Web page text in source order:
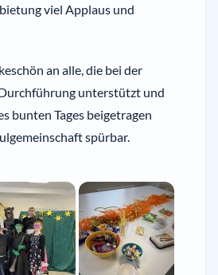
viel Applaus und
an alle, die bei der
unterstützt und
bunten Tages beigetragen
spürbar.